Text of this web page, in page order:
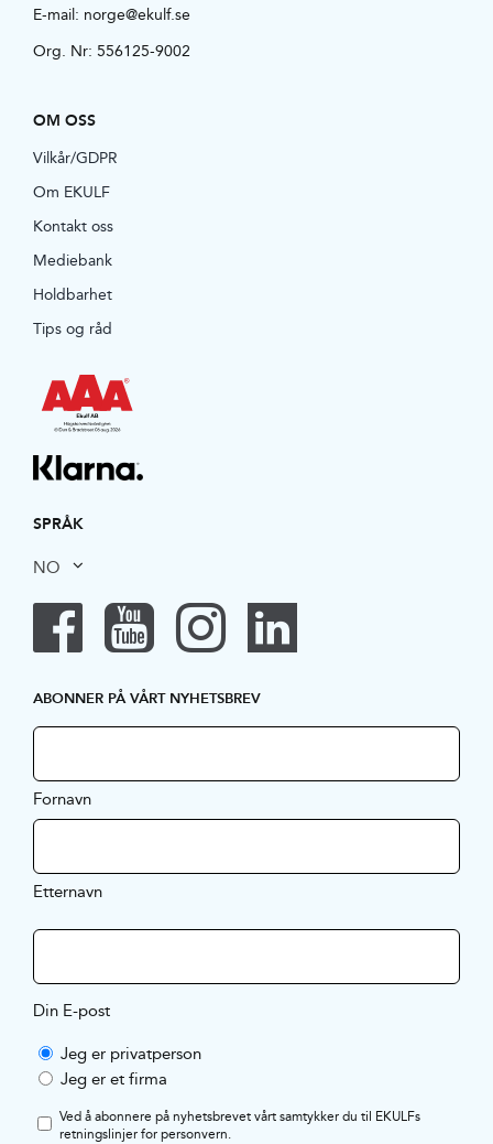
E-mail: norge@ekulf.se
Org. Nr: 556125-9002
OM OSS
Vilkår/GDPR
Om EKULF
Kontakt oss
Mediebank
Holdbarhet
Tips og råd
SPRÅK
NO
ABONNER PÅ VÅRT NYHETSBREV
Fornavn
Etternavn
Din E-post
Jeg er privatperson
Jeg er et firma
Ved å abonnere på nyhetsbrevet vårt samtykker du til EKULFs
retningslinjer for personvern.